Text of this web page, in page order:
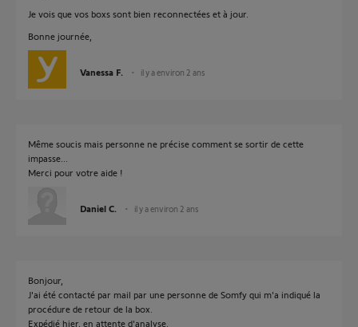
Je vois que vos boxs sont bien reconnectées et à jour.
Bonne journée,
Vanessa F. il y a environ 2 ans
Même soucis mais personne ne précise comment se sortir de cette
impasse...
Merci pour votre aide !
Daniel C. il y a environ 2 ans
Bonjour,
J'ai été contacté par mail par une personne de Somfy qui m'a indiqué la
procédure de retour de la box.
Expédié hier, en attente d'analyse.